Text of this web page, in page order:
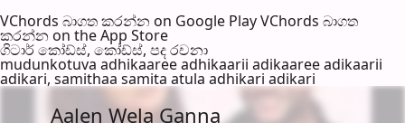
VChords බාගත කරන්න on Google PlayVChords බාගත
කරන්න on the App Store
ගිටාර් කෝඩ්ස්, කෝඩ්ස්, පද රච​නා
mudunkotuva adhikaaree adhikaarii adikaaree adikaarii
adikari, samithaa samita atula adhikari adikari
Aalen Wela Ganna